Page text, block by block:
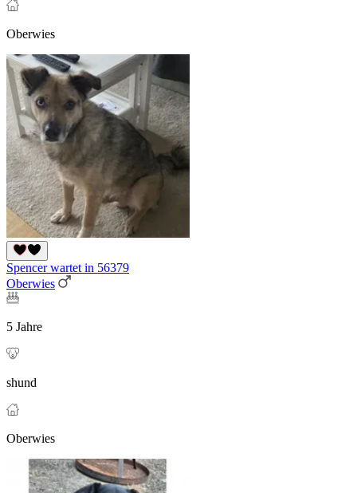
Oberwies
Spencer wartet in 56379
Oberwies
5 Jahre
shund
Oberwies